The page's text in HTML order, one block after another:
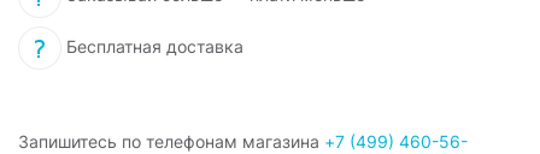
Бесплатная доставка
Запишитесь по телефонам магазина +7 (499) 460-56-